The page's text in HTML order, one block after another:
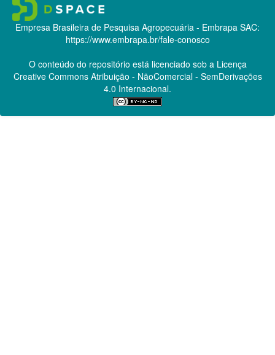
Empresa Brasileira de Pesquisa Agropecuária - Embrapa SAC:
https://www.embrapa.br/fale-conosco
O conteúdo do repositório está licenciado sob a Licença
Creative CommonsAtribuição - NãoComercial - SemDerivações
4.0 Internacional.